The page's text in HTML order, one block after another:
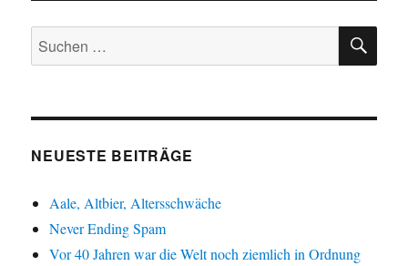
Suche
nach:
NEUESTE BEITRÄGE
Aale, Altbier, Altersschwäche
Never Ending Spam
Vor 40 Jahren war die Welt noch ziemlich in Ordnung